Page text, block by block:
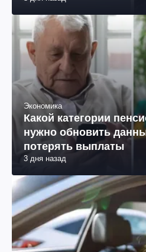
Экономика
Какой категории
нужно обновить
потерять выплаты
3 дня назад